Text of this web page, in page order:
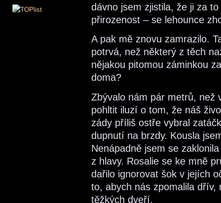
dávno jsem zjistila, že ji za
přirozenost – se lehounce
A pak mě znovu zamrazilo.
potrvá, než některý z těch
nějakou pitomou záminkou
doma?
Zbývalo nám pár metrů, než
pohltit iluzí o tom, že náš
zády příliš ostře vybral
dupnutí na brzdy. Kousla
Nenápadně jsem se
z hlavy. Rosalie se ke mně
dařilo ignorovat šok v jejích
to, abych nás zpomalila
těžkých dveří.